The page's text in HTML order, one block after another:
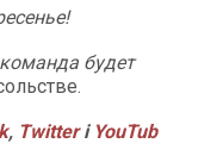
будет
, Twitterі YouTub